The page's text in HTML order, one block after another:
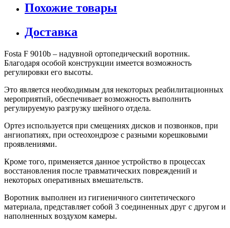
Похожие товары
Доставка
Fosta F 9010b – надувной ортопедический воротник.
Благодаря особой конструкции имеется возможность
регулировки его высоты.
Это является необходимым для некоторых реабилитационных
мероприятий, обеспечивает возможность выполнить
регулируемую разгрузку шейного отдела.
Ортез используется при смещениях дисков и позвонков, при
ангиопатиях, при остеохондрозе с разными корешковыми
проявлениями.
Кроме того, применяется данное устройство в процессах
восстановления после травматических повреждений и
некоторых оперативных вмешательств.
Воротник выполнен из гигиеничного синтетического
материала, представляет собой 3 соединенных друг с другом и
наполненных воздухом камеры.